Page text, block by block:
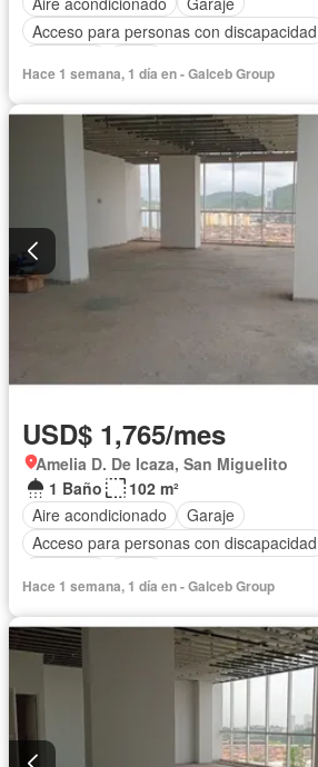
Acceso para personas con discapacidad
Hace 1 semana, 1 día en - Galceb Group
USD$ 1,765/mes
Amelia D. De Icaza, San Miguelito
1 Baño
102 m²
Aire acondicionado
Garaje
Acceso para personas con discapacidad
Hace 1 semana, 1 día en - Galceb Group